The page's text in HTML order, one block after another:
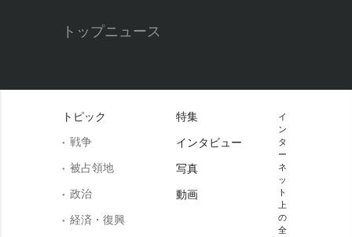
トップニュース
トピック
戦争
被占領地
政治
経済・復興
特集
インタビュー
写真
動画
イ
ン
タ
ー
ネ
ッ
ト
上
の
全